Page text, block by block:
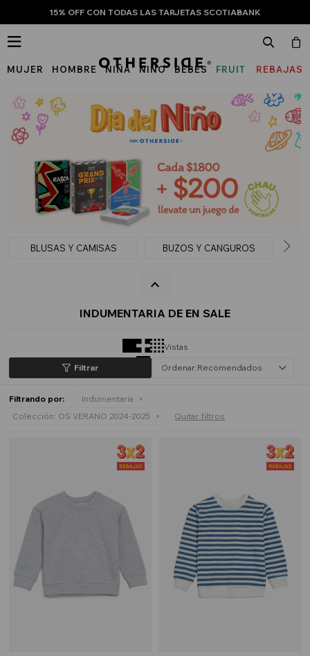
15% OFF CON TODAS LAS TARJETAS SCOTIABANK
MUJER HOMBRE NIÑA NIÑO BEBÉS
FRUIT
THE
LOOM
REBAJAS

BLUSAS Y CAMISAS BUZOS Y CANGUROS
INDUMENTARIA DE EN SALE
Vistas
Recomendados
Filtrando por:
Indumentaria
Colección: OS VERANO 2024-2025 Quitar filtros